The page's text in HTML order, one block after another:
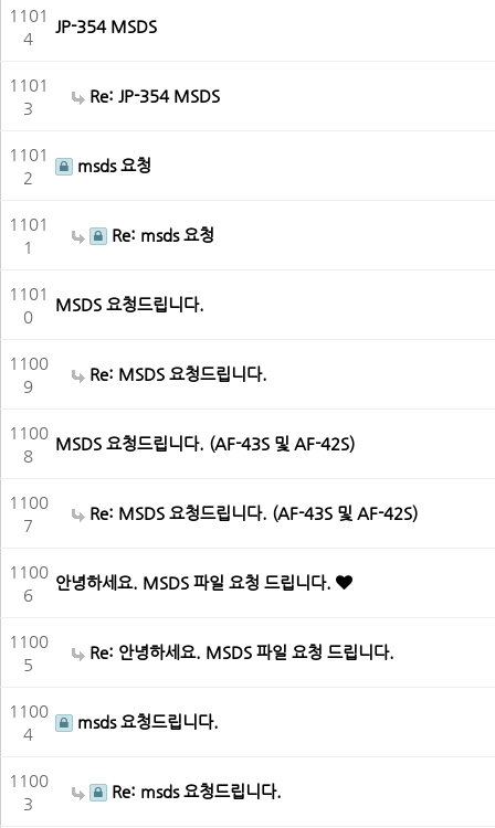
1101
4
JP-354 MSDS
1101
3
Re: JP-354 MSDS
1101
2
msds 요청
1101
1
Re: msds 요청
1101
0
MSDS 요청드립니다.
1100
9
Re: MSDS 요청드립니다.
1100
8
MSDS 요청드립니다. (AF-43S 및 AF-42S)
1100
7
Re: MSDS 요청드립니다. (AF-43S 및 AF-42S)
1100
6
안녕하세요. MSDS 파일 요청 드립니다.
1100
5
Re: 안녕하세요. MSDS 파일 요청 드립니다.
1100
4
msds 요청드립니다.
1100
3
Re: msds 요청드립니다.